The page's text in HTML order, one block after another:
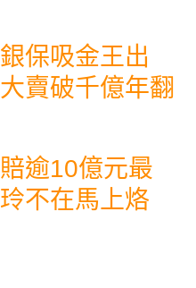
保吸金王出
賣破千億年翻
逾10億元最
不在馬上烙